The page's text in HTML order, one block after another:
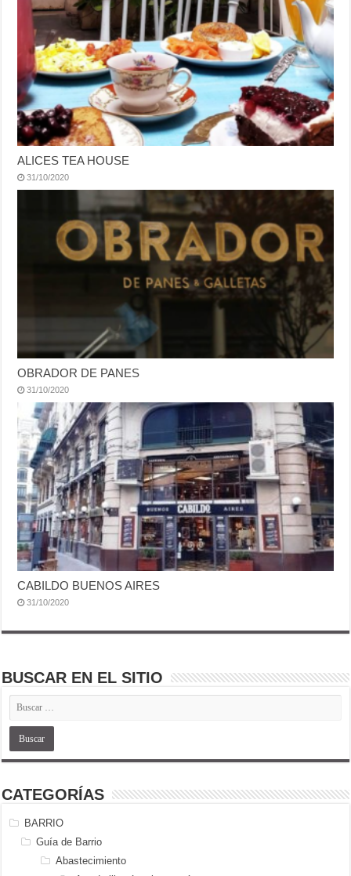
ALICES TEA HOUSE
31/10/2020
OBRADOR DE PANES
31/10/2020
CABILDO BUENOS AIRES
31/10/2020
BUSCAR EN EL SITIO
CATEGORÍAS
BARRIO
Guía de Barrio
Abastecimiento